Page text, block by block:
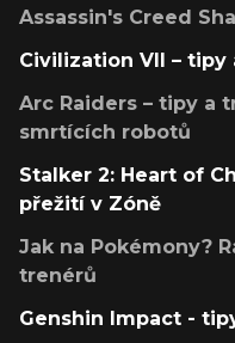
Assassin's Creed
Civilization VII – tipy
Arc Raiders – tipy a
smrtících robotů
Stalker 2: Heart of
přežití v Zóně
Jak na Pokémony?
trenérů
Genshin Impact -